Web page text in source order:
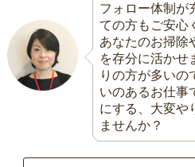
フォロー体制が
ての方もご安心
あなたのお掃除
を存分に活かせ
りの方が多いの
いのあるお仕事
にする、大変や
ませんか？